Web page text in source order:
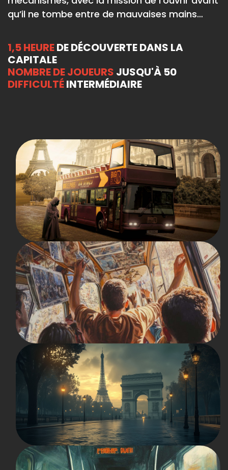
qu’il ne tombe entre de mauvaises mains…
1,5 HEUREDE DÉCOUVERTE DANS LA
CAPITALE
NOMBRE DE JOUEURS JUSQU'À 50
DIFFICULTÉINTERMÉDIAIRE